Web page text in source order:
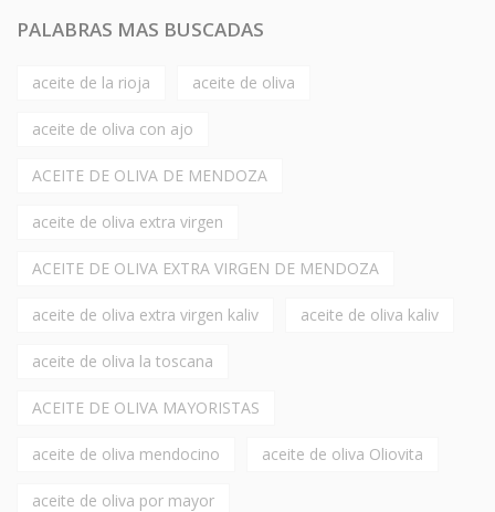
PALABRAS MAS BUSCADAS
aceite de la rioja aceite de oliva
aceite de oliva con ajo
ACEITE DE OLIVA DE MENDOZA
aceite de oliva extra virgen
ACEITE DE OLIVA EXTRA VIRGEN DE MENDOZA
aceite de oliva extra virgen kaliv aceite de oliva kaliv
aceite de oliva la toscana
ACEITE DE OLIVA MAYORISTAS
aceite de oliva mendocino aceite de oliva Oliovita
aceite de oliva por mayor